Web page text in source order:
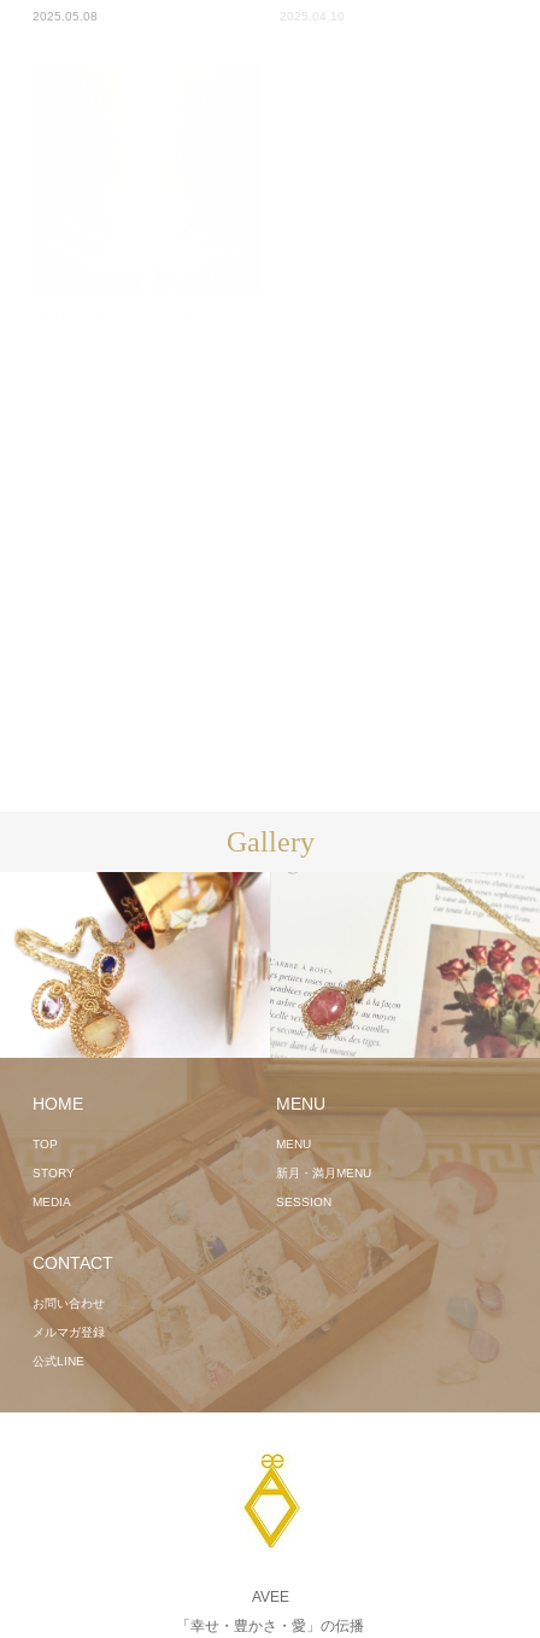
2025.05.08 2025.04.10
Gallery
HOME
TOP
STORY
MEDIA
MENU
MENU
新月・満月MENU
SESSION
CONTACT
お問い合わせ
メルマガ登録
公式LINE
AVEE
「幸せ・豊かさ・愛」の伝播